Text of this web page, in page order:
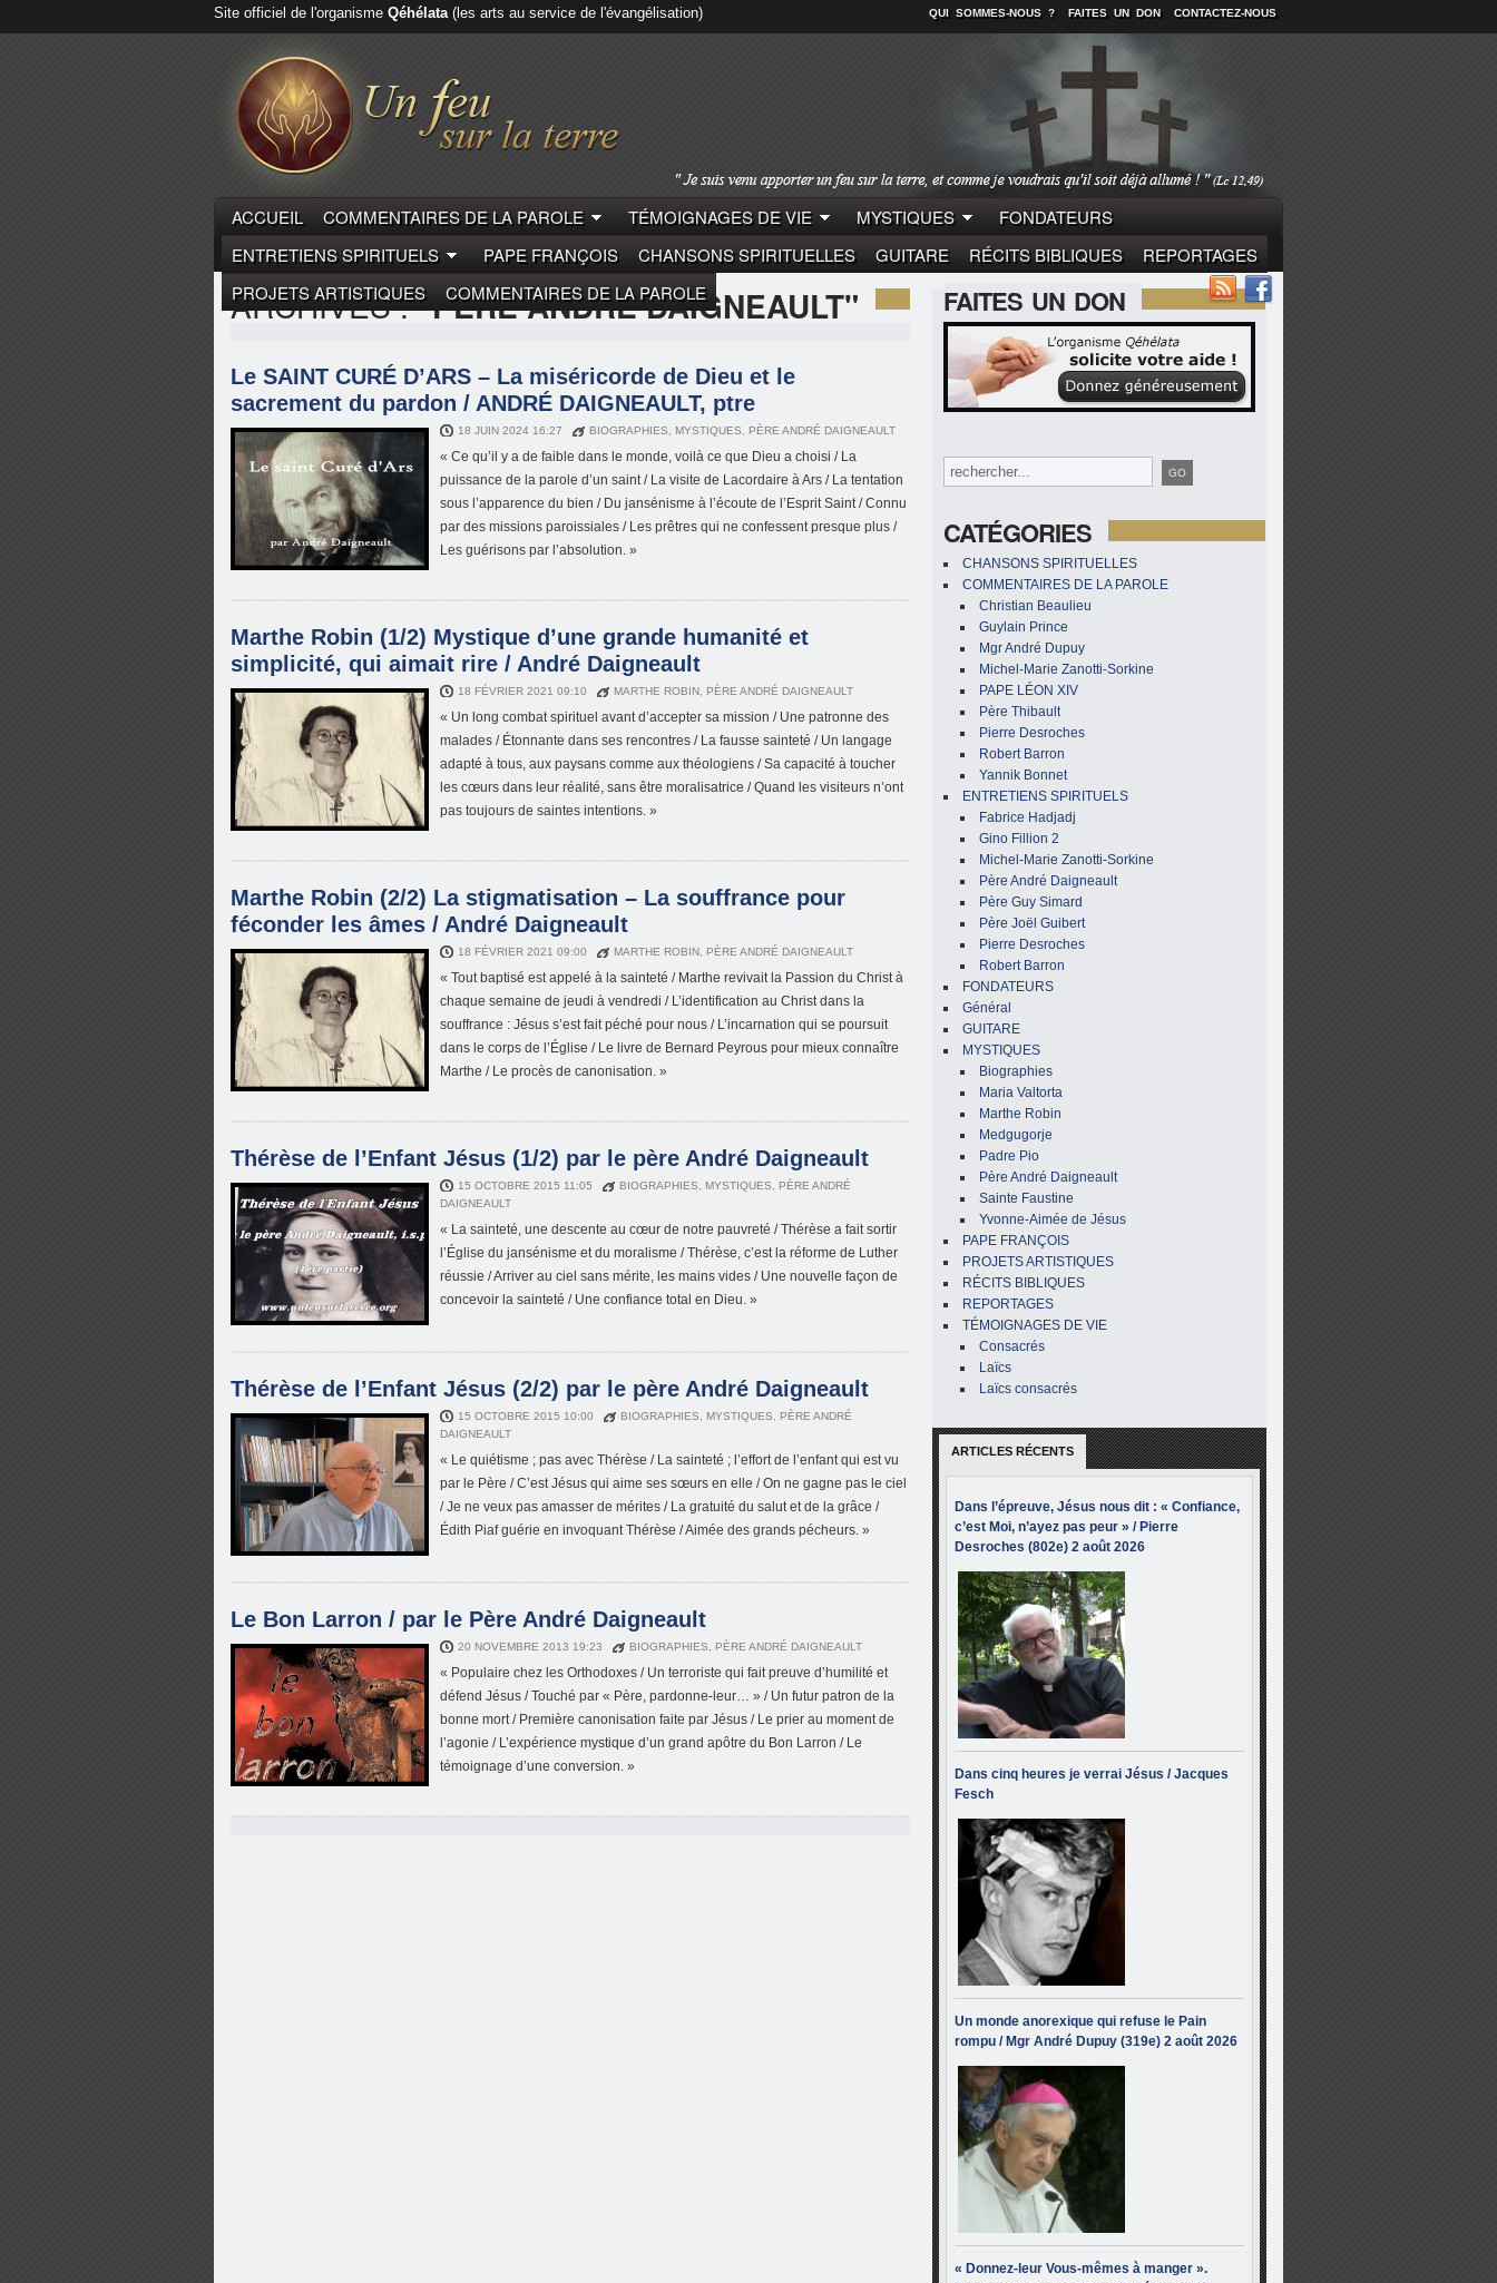
Site officiel de l'organisme Qéhélata(les arts au service de l'évangélisation) QUI SOMMES-NOUS ? FAITES UN DON CONTACTEZ-NOUS
ACCUEIL COMMENTAIRES DE LA PAROLE TÉMOIGNAGES DE VIE MYSTIQUES
FONDATEURS
ENTRETIENS SPIRITUELS
PAPE FRANÇOIS CHANSONS SPIRITUELLES GUITARE RÉCITS BIBLIQUES
REPORTAGES
PROJETS ARTISTIQUES
COMMENTAIRES DE LA PAROLE FAITES UN DON
CATÉGORIES
CHANSONS SPIRITUELLES
COMMENTAIRES DE LA PAROLE
Christian Beaulieu
Guylain Prince
Mgr André Dupuy
Michel-Marie Zanotti-Sorkine
PAPE LÉON XIV
Père Thibault
Pierre Desroches
Robert Barron
Yannik Bonnet
ENTRETIENS SPIRITUELS
Fabrice Hadjadj
Gino Fillion 2
Michel-Marie Zanotti-Sorkine
Père André Daigneault
Père Guy Simard
Père Joël Guibert
Pierre Desroches
Robert Barron
FONDATEURS
Général
GUITARE
MYSTIQUES
Biographies
Maria Valtorta
Marthe Robin
Medgugorje
Padre Pio
Père André Daigneault
Sainte Faustine
Yvonne-Aimée de Jésus
PAPE FRANÇOIS
PROJETS ARTISTIQUES
RÉCITS BIBLIQUES
REPORTAGES
TÉMOIGNAGES DE VIE
Consacrés
Laïcs
Laïcs consacrés
ARTICLES RÉCENTS
Dans l’épreuve, Jésus nous dit : « Confiance,
c’est Moi, n’ayez pas peur » / Pierre
Desroches (802e) 2 août 2026
Dans cinq heures je verrai Jésus / Jacques
Fesch
Un monde anorexique qui refuse le Pain
rompu / Mgr André Dupuy (319e) 2 août 2026
« Donnez-leur Vous-mêmes à manger ».
ARCHIVES :"PÈRE ANDRÉ DAIGNEAULT"
Le SAINT CURÉ D’ARS – La miséricorde de Dieu et le
sacrement du pardon / ANDRÉ DAIGNEAULT, ptre
18 JUIN 2024 16:27 BIOGRAPHIES MYSTIQUES PÈRE ANDRÉ DAIGNEAULT
« Ce qu’il y a de faible dans le monde, voilà ce que Dieu a choisi / La
puissance de la parole d’un saint / La visite de Lacordaire à Ars / La tentation
sous l’apparence du bien / Du jansénisme à l’écoute de l’Esprit Saint / Connu
par des missions paroissiales / Les prêtres qui ne confessent presque plus /
Les guérisons par l’absolution. »
Marthe Robin (1/2) Mystique d’une grande humanité et
simplicité, qui aimait rire / André Daigneault
18 FÉVRIER 2021 09:10 MARTHE ROBIN PÈRE ANDRÉ DAIGNEAULT
« Un long combat spirituel avant d’accepter sa mission / Une patronne des
malades / Étonnante dans ses rencontres / La fausse sainteté / Un langage
adapté à tous, aux paysans comme aux théologiens / Sa capacité à toucher
les cœurs dans leur réalité, sans être moralisatrice / Quand les visiteurs n’ont
pas toujours de saintes intentions. »
Marthe Robin (2/2) La stigmatisation – La souffrance pour
féconder les âmes / André Daigneault
18 FÉVRIER 2021 09:00 MARTHE ROBIN PÈRE ANDRÉ DAIGNEAULT
« Tout baptisé est appelé à la sainteté / Marthe revivait la Passion du Christ à
chaque semaine de jeudi à vendredi / L’identification au Christ dans la
souffrance : Jésus s’est fait péché pour nous / L’incarnation qui se poursuit
dans le corps de l’Église / Le livre de Bernard Peyrous pour mieux connaître
Marthe / Le procès de canonisation. »
Thérèse de l’Enfant Jésus (1/2) par le père André Daigneault
15 OCTOBRE 2015 11:05 BIOGRAPHIES MYSTIQUES
PÈRE ANDRÉ
DAIGNEAULT
« La sainteté, une descente au cœur de notre pauvreté / Thérèse a fait sortir
l’Église du jansénisme et du moralisme / Thérèse, c’est la réforme de Luther
réussie / Arriver au ciel sans mérite, les mains vides / Une nouvelle façon de
concevoir la sainteté / Une confiance total en Dieu. »
Thérèse de l’Enfant Jésus (2/2) par le père André Daigneault
15 OCTOBRE 2015 10:00 BIOGRAPHIES MYSTIQUES
PÈRE ANDRÉ
DAIGNEAULT
« Le quiétisme ; pas avec Thérèse / La sainteté ; l’effort de l’enfant qui est vu
par le Père / C’est Jésus qui aime ses sœurs en elle / On ne gagne pas le ciel
/ Je ne veux pas amasser de mérites / La gratuité du salut et de la grâce /
Édith Piaf guérie en invoquant Thérèse / Aimée des grands pécheurs. »
Le Bon Larron / par le Père André Daigneault
20 NOVEMBRE 2013 19:23 BIOGRAPHIES PÈRE ANDRÉ DAIGNEAULT
« Populaire chez les Orthodoxes / Un terroriste qui fait preuve d’humilité et
défend Jésus / Touché par « Père, pardonne-leur… » / Un futur patron de la
bonne mort / Première canonisation faite par Jésus / Le prier au moment de
l’agonie / L’expérience mystique d’un grand apôtre du Bon Larron / Le
témoignage d’une conversion. »